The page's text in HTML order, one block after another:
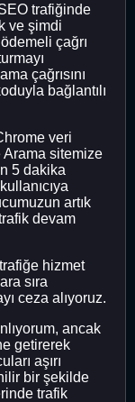
trafiğinde
ve şimdi
çağrı
çağrısını
bağlantılı
veri
Arama sitemize
5 dakika
artık
devam
hizmet
sıra
ceza alıyoruz.
ancak
getirerek
aşırı
bir şekilde
trafik